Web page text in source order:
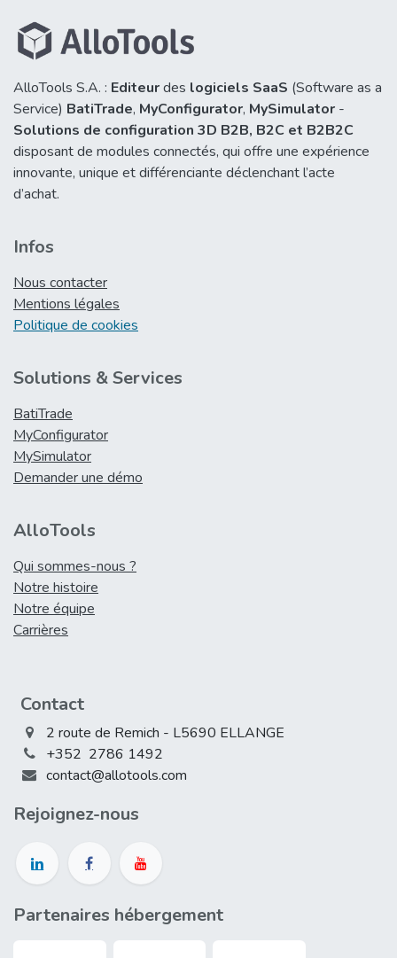
AlloTools S.A. : Editeurdes logiciels SaaS (Software as a
Service) BatiTrade, MyConfigurator, MySimulator -
Solutions de configuration 3D B2B, B2C et B2B2C
disposant de modules connectés, qui offre une expérience
innovante, unique et différenciante déclenchant l’acte
d’achat.
Infos
Nous contacter
Mentions légales
Politique de cookies
Solutions & Services
BatiTrade
MyConfigurator
MySimulator
Demander une démo
AlloTools
Qui sommes-nous ?
Notre histoire
Notre équipe
Carrières
Contact
2 route de Remich - L5690 ELLANGE
+352 2786 1492
contact@allotools.com
Rejoign​ez-nous
Partenaires hébergement